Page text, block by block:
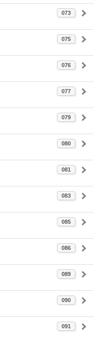
073
075
076
077
079
080
081
083
085
086
089
090
091